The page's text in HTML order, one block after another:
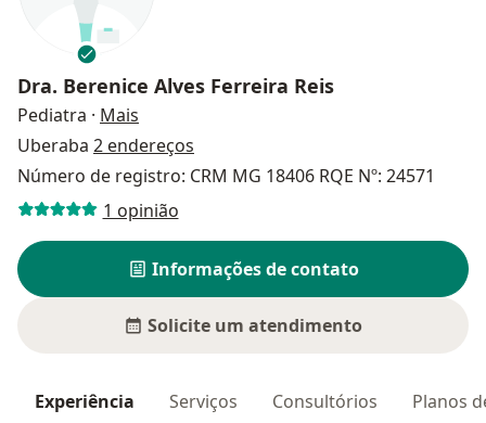
Dra. Berenice Alves Ferreira Reis
Pediatra · Mais
Uberaba 2 endereços
Número de registro: CRM MG 18406 RQE Nº: 24571
1 opinião
Informações de contato
Solicite um atendimento
Experiência Serviços Consultórios Planos